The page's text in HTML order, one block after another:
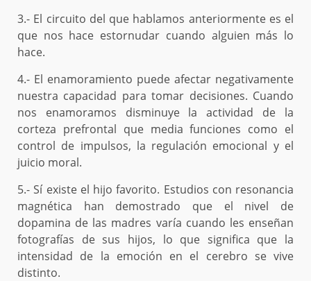
3.- El circuito del que hablamos anteriormente es el
que nos hace estornudar cuando alguien más lo
hace.
4.- El enamoramiento puede afectar negativamente
nuestra capacidad para tomar decisiones. Cuando
nos enamoramos disminuye la actividad de la
corteza prefrontal que media funciones como el
control de impulsos, la regulación emocional y el
juicio moral.
5.- Sí existe el hijo favorito. Estudios con resonancia
magnética han demostrado que el nivel de
dopamina de las madres varía cuando les enseñan
fotografías de sus hijos, lo que significa que la
intensidad de la emoción en el cerebro se vive
distinto.